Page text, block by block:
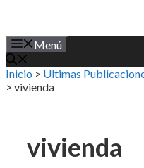
Menú
Inicio > Ultimas
> vivienda
vivienda